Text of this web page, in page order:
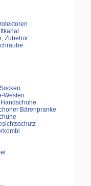
Zubehör
Westen
Bärenpranke